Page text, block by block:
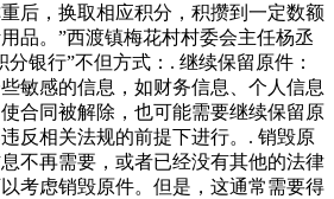
后，换取相应积分，积攒到一定数额
品。”西渡镇梅花村村委会主任杨丞
银行”不但方式：. 继续保留原件：
敏感的信息，如财务信息、个人信息
合同被解除，也可能需要继续保留原
反相关法规的前提下进行。. 销毁原
不再需要，或者已经没有其他的法律
考虑销毁原件。但是，这通常需要得